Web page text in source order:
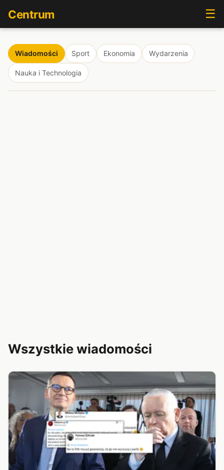
Centrum ☰
Wiadomości Sport Ekonomia Wydarzenia
Nauka i Technologia
Wszystkie wiadomości